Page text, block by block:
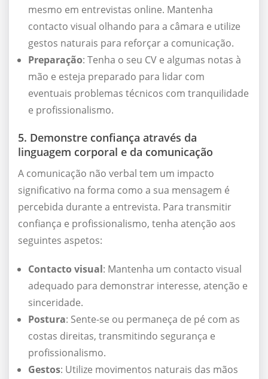
mesmo em entrevistas online. Mantenha
contacto visual olhando para a câmara e utilize
gestos naturais para reforçar a comunicação.
Preparação: Tenha o seu CV e algumas notas à
mão e esteja preparado para lidar com
eventuais problemas técnicos com tranquilidade
e profissionalismo.
5. Demonstre confiança através da
linguagem corporal e da comunicação
A comunicação não verbal tem um impacto
significativo na forma como a sua mensagem é
percebida durante a entrevista. Para transmitir
confiança e profissionalismo, tenha atenção aos
seguintes aspetos:
Contacto visual: Mantenha um contacto visual
adequado para demonstrar interesse, atenção e
sinceridade.
Postura: Sente-se ou permaneça de pé com as
costas direitas, transmitindo segurança e
profissionalismo.
Gestos: Utilize movimentos naturais das mãos